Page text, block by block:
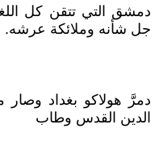
دمشق التي تتقن كل
جل شأنه وملائكة عرشه.‏‏‏‏‏
دمرَّ هولاكو بغداد
الدين القدس وطاب